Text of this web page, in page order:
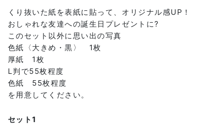
くり抜いた紙を表紙に貼って、オリジナル感UP！
おしゃれな友達への誕生日プレゼントに?
このセット以外に思い出の写真
色紙〈大きめ・黒〉 1枚
厚紙 1枚
L判で55枚程度
色紙 55枚程度
を用意してください。
セット1